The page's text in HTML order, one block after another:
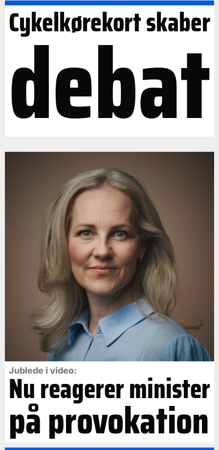
Cykelkørekort skaber
debat
Jublede i video:
Nu reagerer minister
på provokation